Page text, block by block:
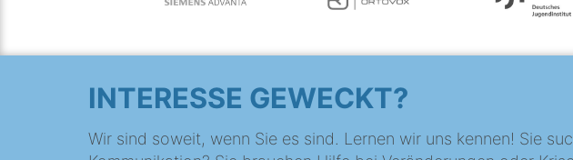
INTERESSE GEWECKT?
Wir sind soweit, wenn Sie es sind. Lernen wir uns kennen! Sie